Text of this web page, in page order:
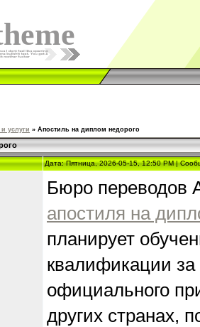
услуги » Апостиль на диплом недорого
Дата: Пятница, 2026-05-15, 12:50 PM |
Бюро переводов
апостиля на
планирует
квалификации
официального
других странах,